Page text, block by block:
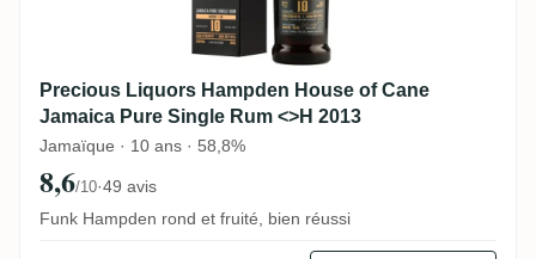
Precious Liquors Hampden House of Cane
Jamaica Pure Single Rum <>H 2013
Jamaïque · 10 ans · 58,8%
8,6/10·49 avis
Funk Hampden rond et fruité, bien réussi